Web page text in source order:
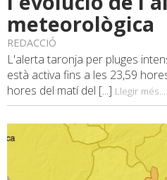
meteorològica
REDACCIÓ
L'alerta taronja per pluges
està activa fins a les 23,59
hores del matí del [...] Llegir més...